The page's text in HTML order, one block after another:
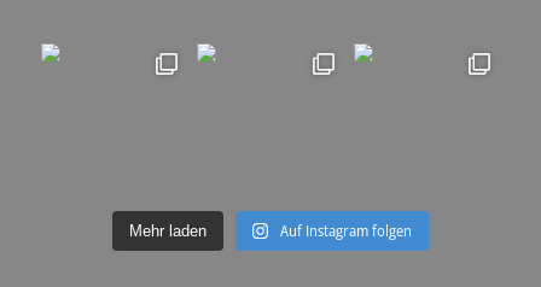
Mehr laden Auf Instagram folgen